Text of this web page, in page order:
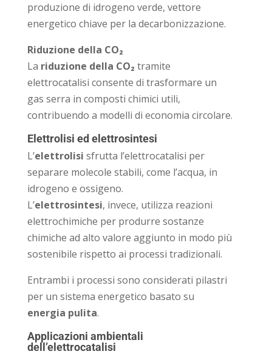
produzione di idrogeno verde, vettore
energetico chiave per la decarbonizzazione.
Riduzione della CO₂
La riduzione della CO₂ tramite
elettrocatalisi consente di trasformare un
gas serra in composti chimici utili,
contribuendo a modelli di economia circolare.
Elettrolisi ed elettrosintesi
L’elettrolisi sfrutta l’elettrocatalisi per
separare molecole stabili, come l’acqua, in
idrogeno e ossigeno.
L’elettrosintesi, invece, utilizza reazioni
elettrochimiche per produrre sostanze
chimiche ad alto valore aggiunto in modo più
sostenibile rispetto ai processi tradizionali.
Entrambi i processi sono considerati pilastri
per un sistema energetico basato su
energia pulita.
Applicazioni ambientali
dell’elettrocatalisi